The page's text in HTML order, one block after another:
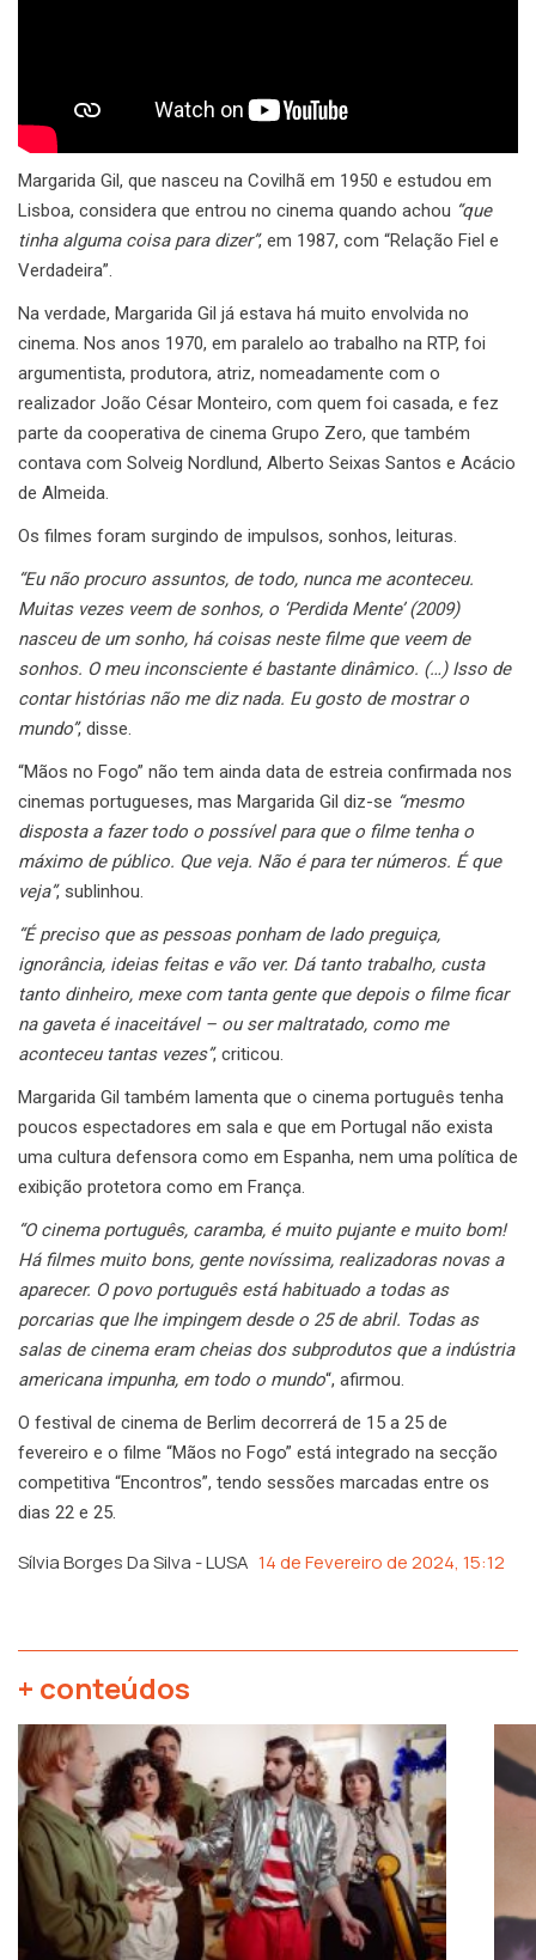
Margarida Gil, que nasceu na Covilhã em 1950 e estudou em
Lisboa, considera que entrou no cinema quando achou “que
tinha alguma coisa para dizer”, em 1987, com “Relação Fiel e
Verdadeira”.
Na verdade, Margarida Gil já estava há muito envolvida no
cinema. Nos anos 1970, em paralelo ao trabalho na RTP, foi
argumentista, produtora, atriz, nomeadamente com o
realizador João César Monteiro, com quem foi casada, e fez
parte da cooperativa de cinema Grupo Zero, que também
contava com Solveig Nordlund, Alberto Seixas Santos e Acácio
de Almeida.
Os filmes foram surgindo de impulsos, sonhos, leituras.
“Eu não procuro assuntos, de todo, nunca me aconteceu.
Muitas vezes veem de sonhos, o ‘Perdida Mente’ (2009)
nasceu de um sonho, há coisas neste filme que veem de
sonhos. O meu inconsciente é bastante dinâmico. (…) Isso de
contar histórias não me diz nada. Eu gosto de mostrar o
mundo”, disse.
“Mãos no Fogo” não tem ainda data de estreia confirmada nos
cinemas portugueses, mas Margarida Gil diz-se “mesmo
disposta a fazer todo o possível para que o filme tenha o
máximo de público. Que veja. Não é para ter números. É que
veja”, sublinhou.
“É preciso que as pessoas ponham de lado preguiça,
ignorância, ideias feitas e vão ver. Dá tanto trabalho, custa
tanto dinheiro, mexe com tanta gente que depois o filme ficar
na gaveta é inaceitável – ou ser maltratado, como me
aconteceu tantas vezes”, criticou.
Margarida Gil também lamenta que o cinema português tenha
poucos espectadores em sala e que em Portugal não exista
uma cultura defensora como em Espanha, nem uma política de
exibição protetora como em França.
“O cinema português, caramba, é muito pujante e muito bom!
Há filmes muito bons, gente novíssima, realizadoras novas a
aparecer. O povo português está habituado a todas as
porcarias que lhe impingem desde o 25 de abril. Todas as
salas de cinema eram cheias dos subprodutos que a indústria
americana impunha, em todo o mundo“, afirmou.
O festival de cinema de Berlim decorrerá de 15 a 25 de
fevereiro e o filme “Mãos no Fogo” está integrado na secção
competitiva “Encontros”, tendo sessões marcadas entre os
dias 22 e 25.
Sílvia Borges Da Silva - LUSA 14 de Fevereiro de 2024, 15:12
+ conteúdos